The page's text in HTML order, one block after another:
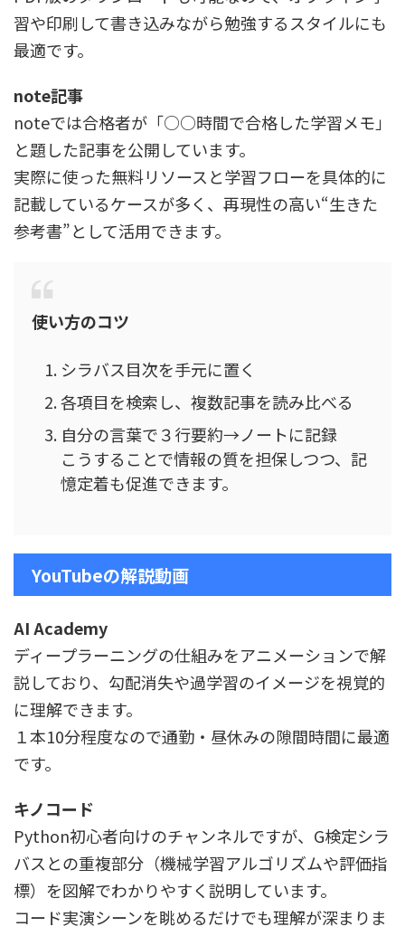
習や印刷して書き込みながら勉強するスタイルにも
最適です。
note記事
noteでは合格者が「○○時間で合格した学習メモ」
と題した記事を公開しています。
実際に使った無料リソースと学習フローを具体的に
記載しているケースが多く、再現性の高い“生きた
参考書”として活用できます。
使い方のコツ
シラバス目次を手元に置く
各項目を検索し、複数記事を読み比べる
自分の言葉で３行要約→ノートに記録
こうすることで情報の質を担保しつつ、記
憶定着も促進できます。
YouTubeの解説動画
AI Academy
ディープラーニングの仕組みをアニメーションで解
説しており、勾配消失や過学習のイメージを視覚的
に理解できます。
１本10分程度なので通勤・昼休みの隙間時間に最適
です。
キノコード
Python初心者向けのチャンネルですが、G検定シラ
バスとの重複部分（機械学習アルゴリズムや評価指
標）を図解でわかりやすく説明しています。
コード実演シーンを眺めるだけでも理解が深まりま